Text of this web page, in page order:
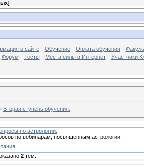
]
о сайте Обучение Оплата обучения
Форум Тесты Места силы в Интернет Участники
Вторая ступень обучения.
по астрологии.
по вебинарам, посвященным астрологии.
2 тем.